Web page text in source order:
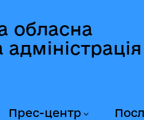
обласна
адміністрація
Прес-центр